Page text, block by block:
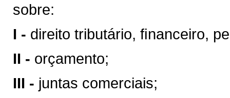
sobre:
I - direito tributário, ﬁnanceiro,
II - orçamento;
III - juntas comerciais;